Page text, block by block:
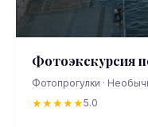
Фотоэкскурсия
Фотопрогулки ·
★★★★★5.0